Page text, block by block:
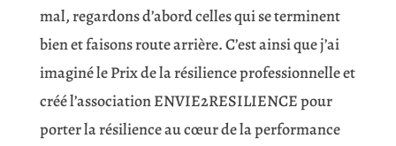
mal, regardons d’abord celles qui se terminent
bien et faisons route arrière. C’est ainsi que j’ai
imaginé le Prix de la résilience professionnelle et
créé l’association ENVIE2RESILIENCE pour
porter la résilience au cœur de la performance